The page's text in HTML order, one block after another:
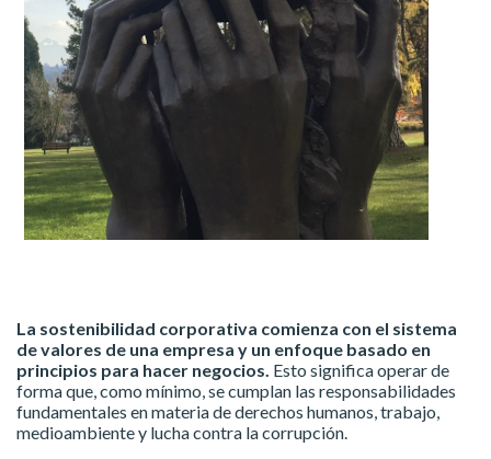
La sostenibilidad corporativa comienza con el sistema
de valores de una empresa y un enfoque basado en
principios para hacer negocios. Esto significa operar de
forma que, como mínimo, se cumplan las responsabilidades
fundamentales en materia de derechos humanos, trabajo,
medioambiente y lucha contra la corrupción.